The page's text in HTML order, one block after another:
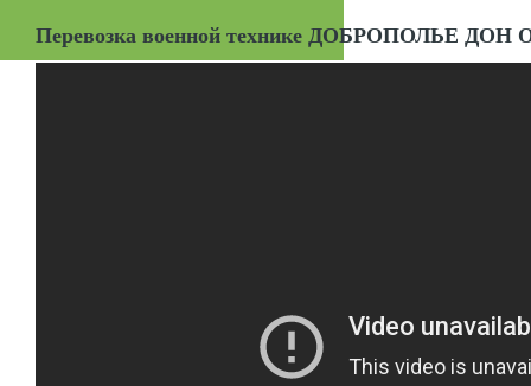
Перевозка военной технике ДОБРОПОЛЬЕ ДОН